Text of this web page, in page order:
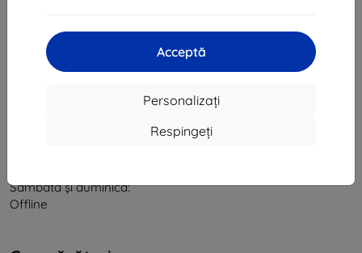
Acceptă
Personalizați
Respingeți
Contact
Sâmbătă și duminică:
Offline